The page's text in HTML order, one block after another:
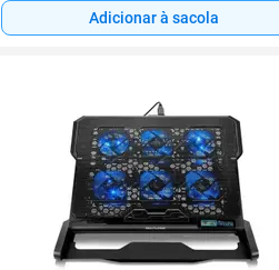
Adicionar à sacola